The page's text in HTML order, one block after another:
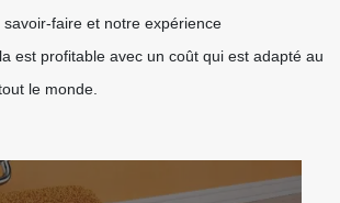
faire et notre expérience
est profitable avec un coût qui est adapté au
le monde.